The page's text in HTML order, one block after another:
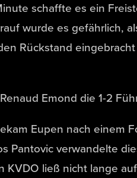
schaffte es ein
wurde es gefährlich,
Rückstand
Emond die 1-2
Eupen nach einem
Pantovic verwandelte
ließ nicht lange